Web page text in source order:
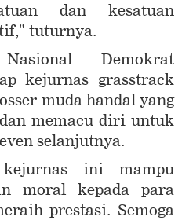
dan kesatuan
tuturnya.
Demokrat
kejurnas grasstrack
muda handal yang
memacu diri untuk
selanjutnya.
ini mampu
moral kepada para
prestasi. Semoga